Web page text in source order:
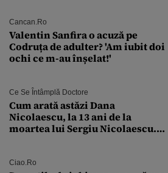
Cancan.ro
Valentin Sanfira o acuză pe
Codruța de adulter? 'Am iubit doi
ochi ce m-au înșelat!'
Ce Se Întâmplă Doctore
Cum arată astăzi Dana
Nicolaescu, la 13 ani de la
moartea lui Sergiu Nicolaescu.
Ciao.ro